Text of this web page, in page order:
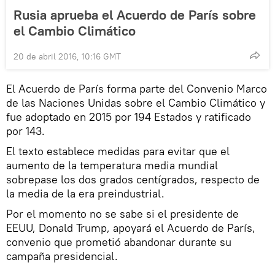
Rusia aprueba el Acuerdo de París sobre
el Cambio Climático
20 de abril 2016, 10:16 GMT
El Acuerdo de París forma parte del Convenio Marco
de las Naciones Unidas sobre el Cambio Climático y
fue adoptado en 2015 por 194 Estados y ratificado
por 143.
El texto establece medidas para evitar que el
aumento de la temperatura media mundial
sobrepase los dos grados centígrados, respecto de
la media de la era preindustrial.
Por el momento no se sabe si el presidente de
EEUU, Donald Trump, apoyará el Acuerdo de París,
convenio que prometió abandonar durante su
campaña presidencial.